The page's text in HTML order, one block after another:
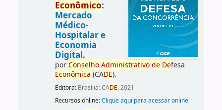
Econômico:
Mercado
Médico-
Hospitalar e
Economia
Digital.
porConselho Administrativo de Defesa
Econômica (CADE).
Editora: Brasília: CADE, 2021
Recursos online:Clique aqui para acessar online